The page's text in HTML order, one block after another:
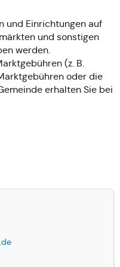
und Einrichtungen auf
und sonstigen
werden.
(z. B.
oder die
erhalten Sie bei